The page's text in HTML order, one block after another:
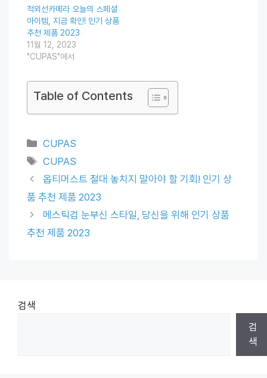
적외선카메라 오늘의 스페셜
아이템, 지금 확인! 인기 상품
추천 제품 2023
11월 12, 2023
"CUPAS"에서
Table of Contents
Categories
CUPAS
Tags
CUPAS
옵티머스트 절대 놓치지 말아야 할 기회! 인기 상
품 추천 제품 2023
메스틱검 눈부신 스타일, 당신을 위해 인기 상품
추천 제품 2023
검색
검
색